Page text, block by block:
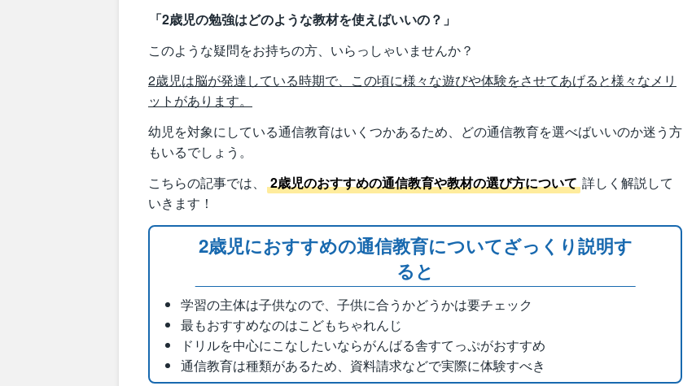
「2歳児の勉強はどのような教材を使えばいいの？」
このような疑問をお持ちの方、いらっしゃいませんか？
2歳児は脳が発達している時期で、この頃に様々な遊びや体験をさせてあげると様々なメリ
ットがあります。
幼児を対象にしている通信教育はいくつかあるため、どの通信教育を選べばいいのか迷う方
もいるでしょう。
こちらの記事では、
2歳児のおすすめの通信教育や教材の選び方について 詳しく解説して
いきます！
2歳児におすすめの通信教育についてざっくり説明す
ると
学習の主体は子供なので、子供に合うかどうかは要チェック
最もおすすめなのはこどもちゃれんじ
ドリルを中心にこなしたいならがんばる舎すてっぷがおすすめ
通信教育は種類があるため、資料請求などで実際に体験すべき